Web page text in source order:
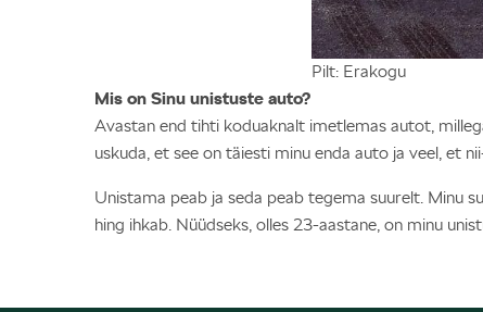
Pilt: Erakogu
Mis on Sinu unistuste auto?
Avastan end tihti koduaknalt imetlemas autot,
uskuda, et see on täiesti minu enda auto ja veel, et
Unistama peab ja seda peab tegema suurelt. Minu
hing ihkab. Nüüdseks, olles 23-aastane, on minu